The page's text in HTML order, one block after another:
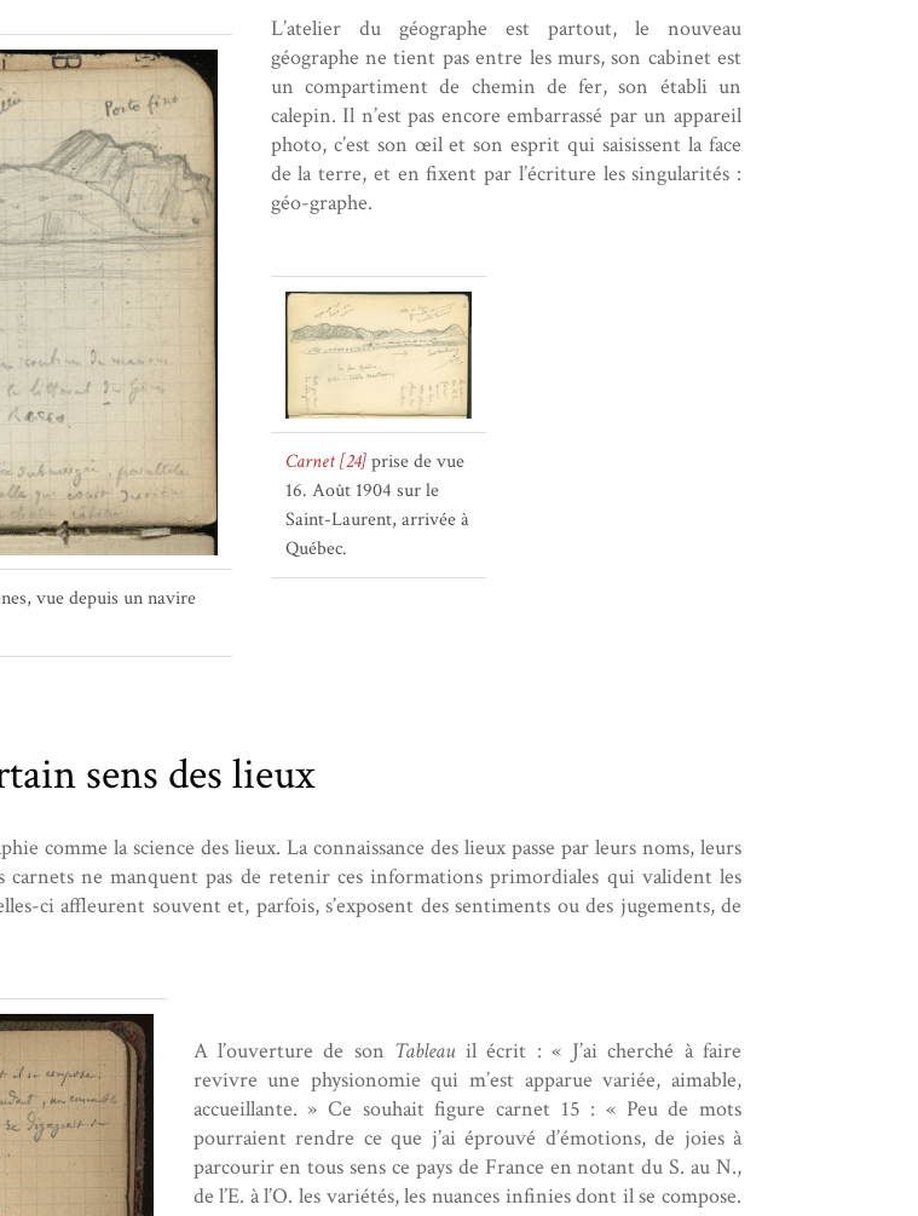
vue depuis un navire
L’atelier du géographe est partout, le nouveau
géographe ne tient pas entre les murs, son cabinet est
un compartiment de chemin de fer, son établi un
calepin. Il n’est pas encore embarrassé par un appareil
photo, c’est son œil et son esprit qui saisissent la face
de la terre, et en fixent par l’écriture les singularités :
géo-graphe.
Carnet [24]prise de vue
16. Août 1904 sur le
Saint-Laurent, arrivée à
Québec.
sens des lieux
comme la science des lieux. La connaissance des lieux passe par leurs noms, leurs
ne manquent pas de retenir ces informations primordiales qui valident les
ci affleurent souvent et, parfois, s’exposent des sentiments ou des jugements, de
A l’ouverture de son Tableauil écrit : « J’ai cherché à faire
revivre une physionomie qui m’est apparue variée, aimable,
accueillante. » Ce souhait figure carnet 15 : « Peu de mots
pourraient rendre ce que j’ai éprouvé d’émotions, de joies à
parcourir en tous sens ce pays de France en notant du S. au N.,
de l’E. à l’O. les variétés, les nuances infinies dont il se compose.